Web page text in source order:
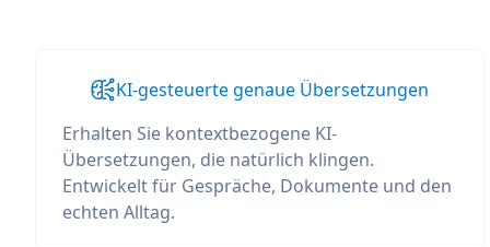
KI-gesteuerte genaue Übersetzungen
Erhalten Sie kontextbezogene KI-
Übersetzungen, die natürlich klingen.
Entwickelt für Gespräche, Dokumente und den
echten Alltag.